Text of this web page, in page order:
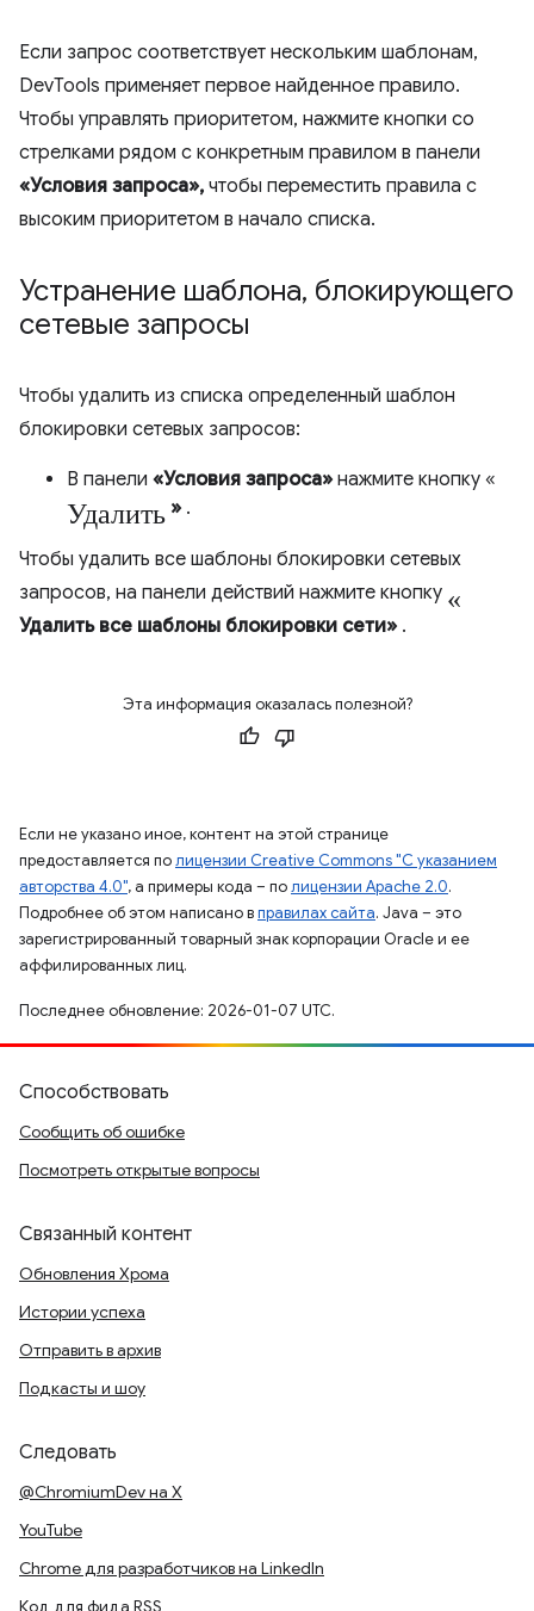
Если запрос соответствует нескольким шаблонам,
DevTools применяет первое найденное правило.
Чтобы управлять приоритетом, нажмите кнопки со
стрелками рядом с конкретным правилом в панели
«Условия запроса», чтобы переместить правила с
высоким приоритетом в начало списка.
Устранение шаблона, блокирующего
сетевые запросы
Чтобы удалить из списка определенный шаблон
блокировки сетевых запросов:
В панели «Условия запроса» нажмите кнопку «
Удалить » .
Чтобы удалить все шаблоны блокировки сетевых
запросов, на панели действий нажмите кнопку «
Удалить все шаблоны блокировки сети» .
Эта информация оказалась полезной?
Если не указано иное, контент на этой странице
предоставляется полицензии Creative Commons "С указанием
авторства 4.0", а примеры кода – полицензии Apache 2.0.
Подробнее об этом написано вправилах сайта. Java – это
зарегистрированный товарный знак корпорации Oracle и ее
аффилированных лиц.
Последнее обновление: 2026-01-07 UTC.
Способствовать
Сообщить об ошибке
Посмотреть открытые вопросы
Связанный контент
Обновления Хрома
Истории успеха
Отправить в архив
Подкасты и шоу
Следовать
@ChromiumDev на X
YouTube
Chrome для разработчиков на LinkedIn
Код для фида RSS